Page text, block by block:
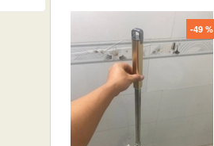
-49 %